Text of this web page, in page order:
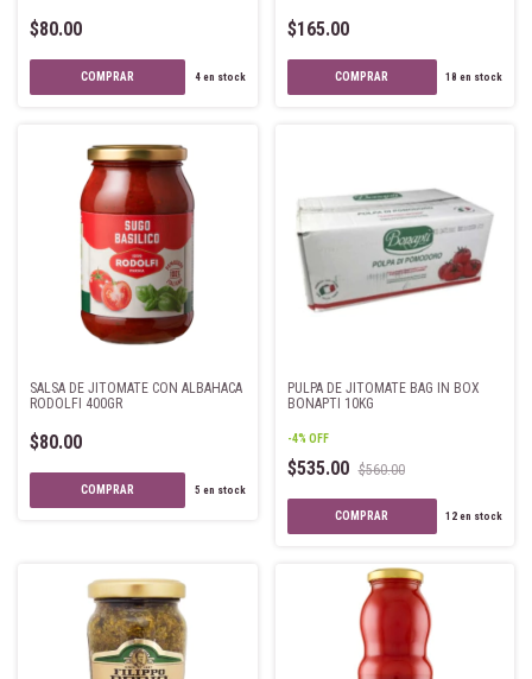
$80.00
4en stock
$165.00
18 en stock
SALSA DE JITOMATE CON ALBAHACA
RODOLFI 400GR
$80.00
5 en stock
PULPA DE JITOMATE BAG IN BOX
BONAPTI 10KG
-4% OFF
$535.00 $560.00
12 en stock